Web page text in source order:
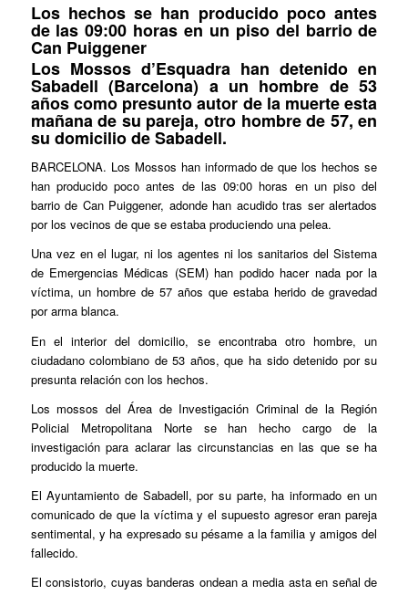
Los hechos se han producido poco antes
de las 09:00 horas en un piso del barrio de
Can Puiggener
Los Mossos d’Esquadra han detenido en
Sabadell (Barcelona) a un hombre de 53
años como presunto autor de la muerte esta
mañana de su pareja, otro hombre de 57, en
su domicilio de Sabadell.
BARCELONA. Los Mossos han informado de que los hechos se
han producido poco antes de las 09:00 horas en un piso del
barrio de Can Puiggener, adonde han acudido tras ser alertados
por los vecinos de que se estaba produciendo una pelea.
Una vez en el lugar, ni los agentes ni los sanitarios del Sistema
de Emergencias Médicas (SEM) han podido hacer nada por la
víctima, un hombre de 57 años que estaba herido de gravedad
por arma blanca.
En el interior del domicilio, se encontraba otro hombre, un
ciudadano colombiano de 53 años, que ha sido detenido por su
presunta relación con los hechos.
Los mossos del Área de Investigación Criminal de la Región
Policial Metropolitana Norte se han hecho cargo de la
investigación para aclarar las circunstancias en las que se ha
producido la muerte.
El Ayuntamiento de Sabadell, por su parte, ha informado en un
comunicado de que la víctima y el supuesto agresor eran pareja
sentimental, y ha expresado su pésame a la familia y amigos del
fallecido.
El consistorio, cuyas banderas ondean a media asta en señal de